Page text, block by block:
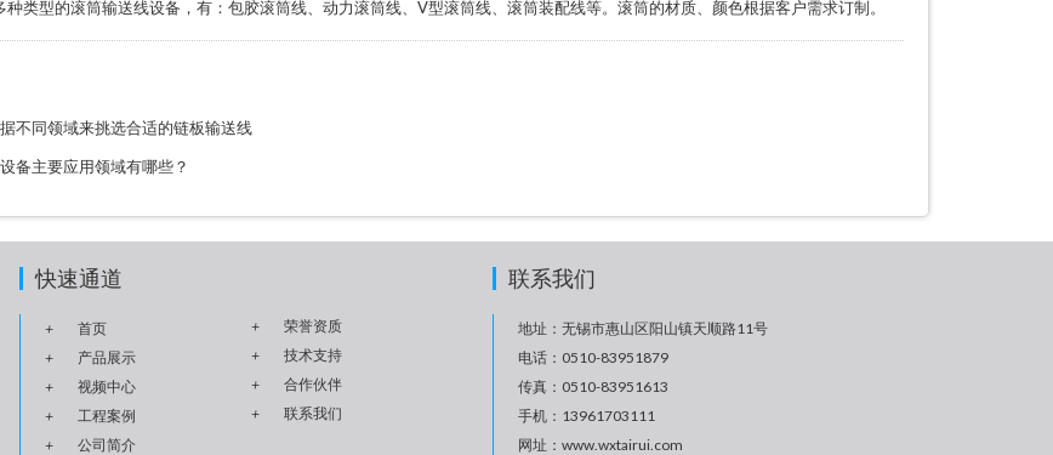
种类型的滚筒输送线设备，有：包胶滚筒线、动力滚筒线、V型滚筒线、滚筒装配线等。滚筒的材质、颜色根据客户需求订制。
不同领域来挑选合适的链板输送线
备主要应用领域有哪些？
快速通道
+ 首页 +
荣誉资质
+
产品展示 +
技术支持
+
视频中心 +
合作伙伴
+
工程案例 +
联系我们
+
公司简介
联系我们
地址：无锡市惠山区阳山镇天顺路11号
电话：0510-83951879
传真：0510-83951613
手机：13961703111
网址：www.wxtairui.com